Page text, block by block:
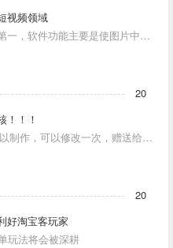
视频领域
一，软件功能主要是使图片中的
20
！！！
制作，可以修改一次，赠送给10
20
好淘宝客玩家
玩法将会被深耕